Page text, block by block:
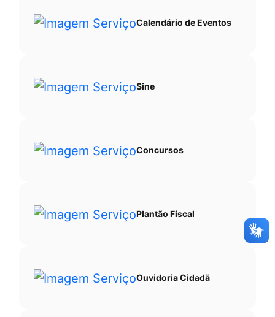
Calendário de Eventos
Sine
Concursos
Plantão Fiscal
Ouvidoria Cidadã